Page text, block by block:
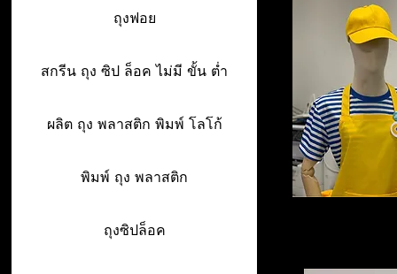
ถุงฟอย
สกรีน ถุง ซิป ล็อค ไม่มี ขั้น ต่ำ
ผลิต ถุง พลาสติก พิมพ์ โลโก้
พิมพ์ ถุง พลาสติก
ถุงซิปล็อค